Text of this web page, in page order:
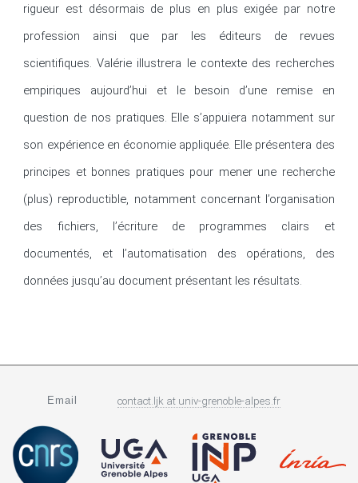
rigueur est désormais de plus en plus exigée par notre
profession ainsi que par les éditeurs de revues
scientifiques. Valérie illustrera le contexte des recherches
empiriques aujourd’hui et le besoin d’une remise en
question de nos pratiques. Elle s’appuiera notamment sur
son expérience en économie appliquée. Elle présentera des
principes et bonnes pratiques pour mener une recherche
(plus) reproductible, notamment concernant l’organisation
des fichiers, l’écriture de programmes clairs et
documentés, et l’automatisation des opérations, des
données jusqu’au document présentant les résultats.
Email contact.ljk at univ-grenoble-alpes.fr